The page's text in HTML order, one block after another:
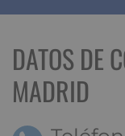
DATOS DE
MADRID